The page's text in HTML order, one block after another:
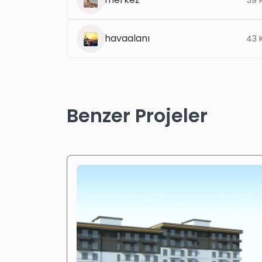
havaalanı 43
Benzer Projeler